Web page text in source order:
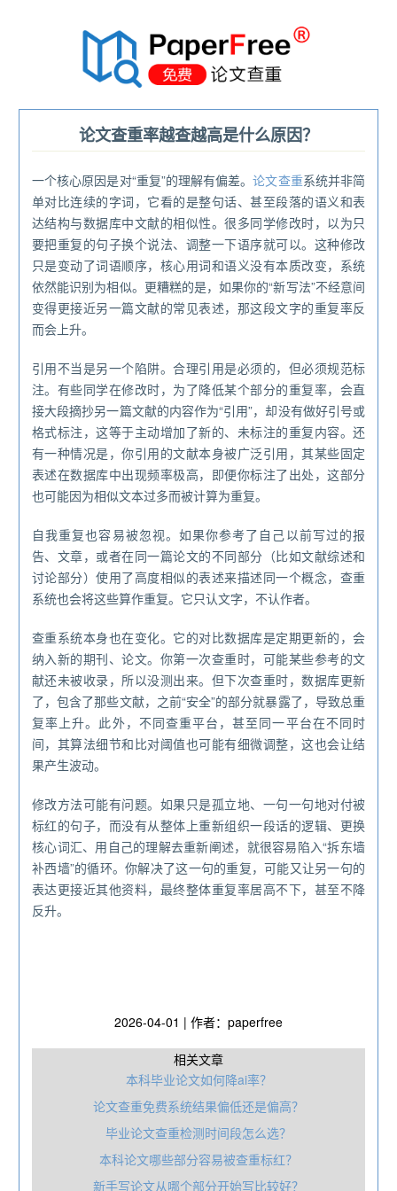
论文查重率越查越高是什么原因？
一个核心原因是对“重复”的理解有偏差。论文查重系统并非简
单对比连续的字词，它看的是整句话、甚至段落的语义和表
达结构与数据库中文献的相似性。很多同学修改时，以为只
要把重复的句子换个说法、调整一下语序就可以。这种修改
只是变动了词语顺序，核心用词和语义没有本质改变，系统
依然能识别为相似。更糟糕的是，如果你的“新写法”不经意间
变得更接近另一篇文献的常见表述，那这段文字的重复率反
而会上升。
引用不当是另一个陷阱。合理引用是必须的，但必须规范标
注。有些同学在修改时，为了降低某个部分的重复率，会直
接大段摘抄另一篇文献的内容作为“引用”，却没有做好引号或
格式标注，这等于主动增加了新的、未标注的重复内容。还
有一种情况是，你引用的文献本身被广泛引用，其某些固定
表述在数据库中出现频率极高，即便你标注了出处，这部分
也可能因为相似文本过多而被计算为重复。
自我重复也容易被忽视。如果你参考了自己以前写过的报
告、文章，或者在同一篇论文的不同部分（比如文献综述和
讨论部分）使用了高度相似的表述来描述同一个概念，查重
系统也会将这些算作重复。它只认文字，不认作者。
查重系统本身也在变化。它的对比数据库是定期更新的，会
纳入新的期刊、论文。你第一次查重时，可能某些参考的文
献还未被收录，所以没测出来。但下次查重时，数据库更新
了，包含了那些文献，之前“安全”的部分就暴露了，导致总重
复率上升。此外，不同查重平台，甚至同一平台在不同时
间，其算法细节和比对阈值也可能有细微调整，这也会让结
果产生波动。
修改方法可能有问题。如果只是孤立地、一句一句地对付被
标红的句子，而没有从整体上重新组织一段话的逻辑、更换
核心词汇、用自己的理解去重新阐述，就很容易陷入“拆东墙
补西墙”的循环。你解决了这一句的重复，可能又让另一句的
表达更接近其他资料，最终整体重复率居高不下，甚至不降
反升。
2026-04-01 | 作者：paperfree
相关文章
本科毕业论文如何降ai率？
论文查重免费系统结果偏低还是偏高？
毕业论文查重检测时间段怎么选？
本科论文哪些部分容易被查重标红？
新手写论文从哪个部分开始写比较好？